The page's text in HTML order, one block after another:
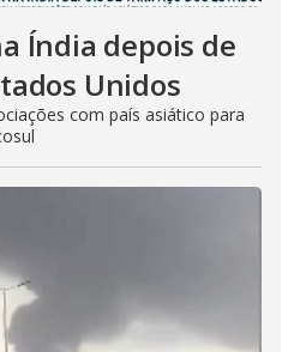
Índia depois de
Unidos
com país asiático para